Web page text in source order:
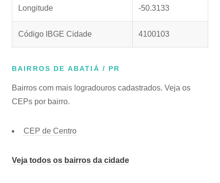
Longitude -50.3133
Código IBGE Cidade 4100103
BAIRROS DE ABATIÁ / PR
Bairros com mais logradouros cadastrados. Veja os
CEPs por bairro.
CEP de Centro
Veja todos os bairros da cidade